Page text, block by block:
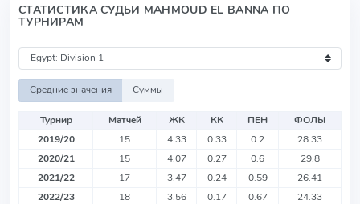
СТАТИСТИКА СУДЬИ MAHMOUD EL BANNA ПО
ТУРНИРАМ
Средние значения Суммы
Турнир Матчей ЖК КК ПЕН
ФОЛЫ
2019/20
15 4.33 0.33 0.2
28.33
2020/21
15 4.07 0.27 0.6
29.8
2021/22
17 3.47 0.24 0.59
26.41
2022/23
18 3.56 0.17 0.67
24.33